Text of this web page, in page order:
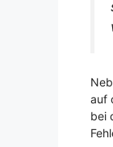
auf
bei